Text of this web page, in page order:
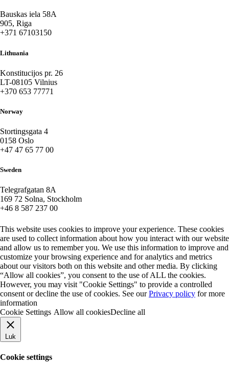
Bauskas iela 58A
905, Riga
+371 67103150
Lithuania
Konstitucijos pr. 26
LT-08105 Vilnius
+370 653 77771
Norway
Stortingsgata 4
0158 Oslo
+47 47 65 77 00
Sweden
Telegrafgatan 8A
169 72 Solna, Stockholm
+46 8 587 237 00
This website uses cookies to improve your experience. These cookies
are used to collect information about how you interact with our website
and allow us to remember you. We use this information to improve and
customize your browsing experience and for analytics and metrics
about our visitors both on this website and other media. By clicking
“Allow all cookies”, you consent to the use of ALL the cookies.
However, you may visit "Cookie Settings" to provide a controlled
consent or decline the use of cookies. See ourPrivacy policy for more
information
Cookie Settings Allow all cookiesDecline all
Luk
Cookie settings